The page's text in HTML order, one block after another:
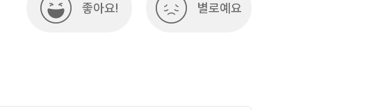
좋아요! 별로예요